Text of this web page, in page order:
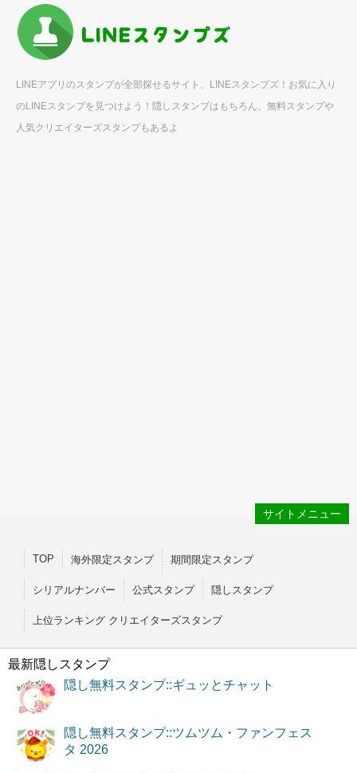
LINEアプリのスタンプが全部探せるサイト、LINEスタンプズ！お気に入り
のLINEスタンプを見つけよう！隠しスタンプはもちろん、無料スタンプや
人気クリエイターズスタンプもあるよ
サイトメニュー
TOP 海外限定スタンプ 期間限定スタンプ
シリアルナンバー 公式スタンプ 隠しスタンプ
上位ランキング クリエイターズスタンプ
最新隠しスタンプ
隠し無料スタンプ::ギュッとチャット
隠し無料スタンプ::ツムツム・ファンフェス
タ 2026